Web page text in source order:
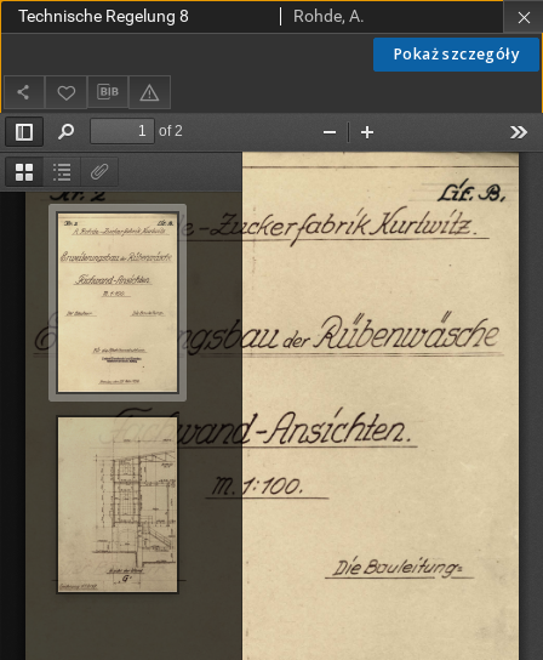
Pokaż szczegóły
Technische Regelung 8 Rohde, A.